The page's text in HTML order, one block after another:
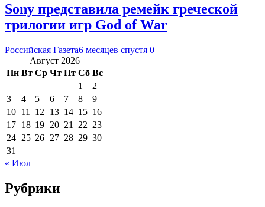
Sony представила ремейк греческой
трилогии игр God of War
Российская Газета6 месяцев спустя 0
Август 2026
Пн Вт Ср Чт Пт Сб Вс
1
2
3
4 5 6 7 8
9
10 11 12 13 14 15 16
17 18 19 20 21 22 23
24 25 26 27 28 29 30
31
« Июл
Рубрики